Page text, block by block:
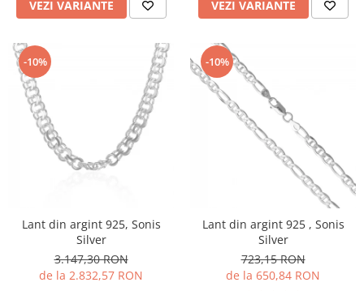
VEZI VARIANTE VEZI VARIANTE
-10%
Lant din argint 925, Sonis
Silver
3.147,30 RON
de la 2.832,57 RON
-10%
Lant din argint 925 , Sonis
Silver
723,15 RON
de la 650,84 RON